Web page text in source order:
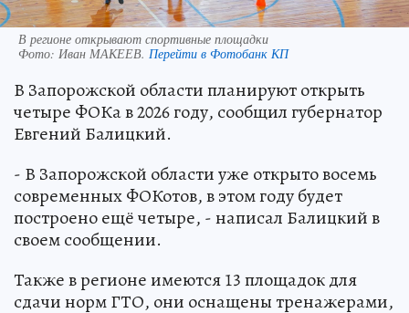
В регионе открывают спортивные площадки
Фото: Иван МАКЕЕВ. Перейти в Фотобанк КП
В Запорожской области планируют открыть
четыре ФОКа в 2026 году, сообщил губернатор
Евгений Балицкий.
- В Запорожской области уже открыто восемь
современных ФОКотов, в этом году будет
построено ещё четыре, - написал Балицкий в
своем сообщении.
Также в регионе имеются 13 площадок для
сдачи норм ГТО, они оснащены тренажерами,